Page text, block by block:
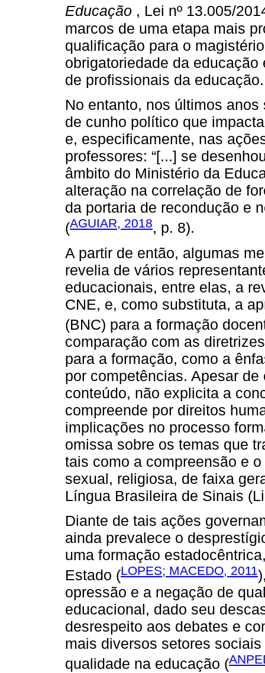
Educação , Lei nº 13.005/
marcos de uma etapa mais
qualificação para o
obrigatoriedade da
de profissionais da educação.
No entanto, nos últimos
de cunho político que
e, especificamente, nas
professores: “[...] se
âmbito do Ministério da
alteração na correlação de
da portaria de recondução e
(AGUIAR, 2018, p. 8).
A partir de então, algumas
revelia de vários
educacionais, entre elas, a
CNE, e, como substituta, a
(BNC) para a formação
comparação com as
para a formação, como a
por competências. Apesar
conteúdo, não explicita a
compreende por direitos
implicações no processo
omissa sobre os temas que
tais como a compreensão e
sexual, religiosa, de faixa
Língua Brasileira de Sinais
Diante de tais ações
ainda prevalece o
uma formação
Estado (LOPES; MACEDO, 2011
opressão e a negação de
educacional, dado seu
desrespeito aos debates e
mais diversos setores
qualidade na educação (